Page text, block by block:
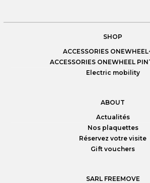
SHOP
ACCESSORIES
ACCESSORIES ONEWHEEL
Electric mobility
ABOUT
Actualités
Nos plaquettes
Réservez votre visite
Gift vouchers
SARL FREEMOVE